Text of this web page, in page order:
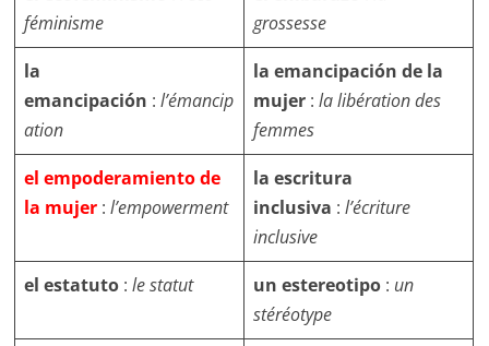
féminisme
grossesse
la
emancipación :l’émancip
ation
la emancipación de la
mujer :la libération des
femmes
el empoderamiento de
la mujer : l’empowerment
la escritura
inclusiva :l’écriture
inclusive
el estatuto :le statut un estereotipo : un
stéréotype